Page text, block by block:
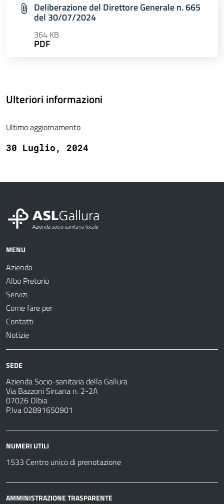
Deliberazione del Direttore Generale n. 665
del 30/07/2024
364 KB
PDF
Ulteriori informazioni
Ultimo aggiornamento
30 Luglio, 2024
MENU
Azienda
Albo Pretorio
Servizi
Come fare per
Contatti
Notizie
SEDE
Azienda Socio-sanitaria della Gallura
Via Bazzoni Sircana n. 2-2A
07026 Olbia
P.Iva 02891650901
NUMERI UTILI
1533 Centro unico di prenotazione
AMMINISTRAZIONE TRASPARENTE